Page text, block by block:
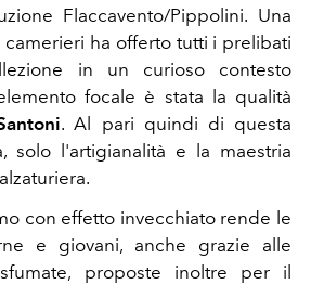
Flaccavento/Pippolini. Una
ha offerto tutti i prelibati
in un curioso contesto
focale è stata la qualità
. Al pari quindi di questa
solo l'artigianalità e la maestria
con effetto invecchiato rende le
e giovani, anche grazie alle
sfumate, proposte inoltre per il